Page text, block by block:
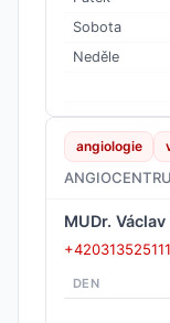
Sobota
Neděle
angiologie
MUDr.
+420313525111
DEN